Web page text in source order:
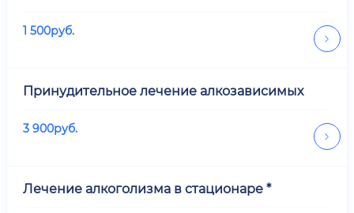
1 500руб.
Принудительное лечение алкозависимых
3 900руб.
Лечение алкоголизма в стационаре *